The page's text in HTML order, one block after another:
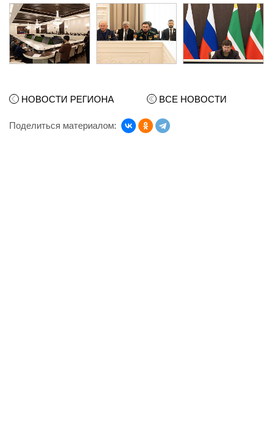
НОВОСТИ РЕГИОНА ВСЕ НОВОСТИ
Поделиться материалом: